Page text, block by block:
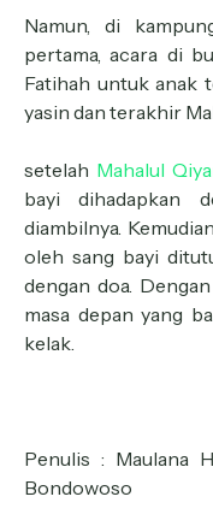
Namun, di
pertama, acara di
Fatihah untuk anak
yasin dan terakhir
setelah Mahalul
bayi dihadapkan
diambilnya.
oleh sang bayi
dengan doa.
masa depan yang
kelak.
Penulis : Maulana
Bondowoso